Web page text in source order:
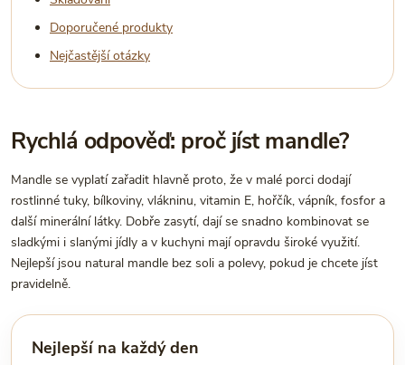
Doporučené produkty
Nejčastější otázky
Rychlá odpověď: proč jíst mandle?
Mandle se vyplatí zařadit hlavně proto, že v malé porci dodají
rostlinné tuky, bílkoviny, vlákninu, vitamin E, hořčík, vápník, fosfor a
další minerální látky. Dobře zasytí, dají se snadno kombinovat se
sladkými i slanými jídly a v kuchyni mají opravdu široké využití.
Nejlepší jsou natural mandle bez soli a polevy, pokud je chcete jíst
pravidelně.
Nejlepší na každý den